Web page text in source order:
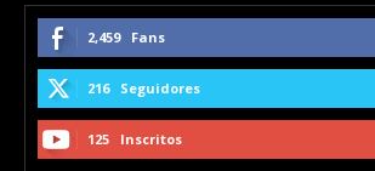
2,459 Fans
216 Seguidores
125 Inscritos